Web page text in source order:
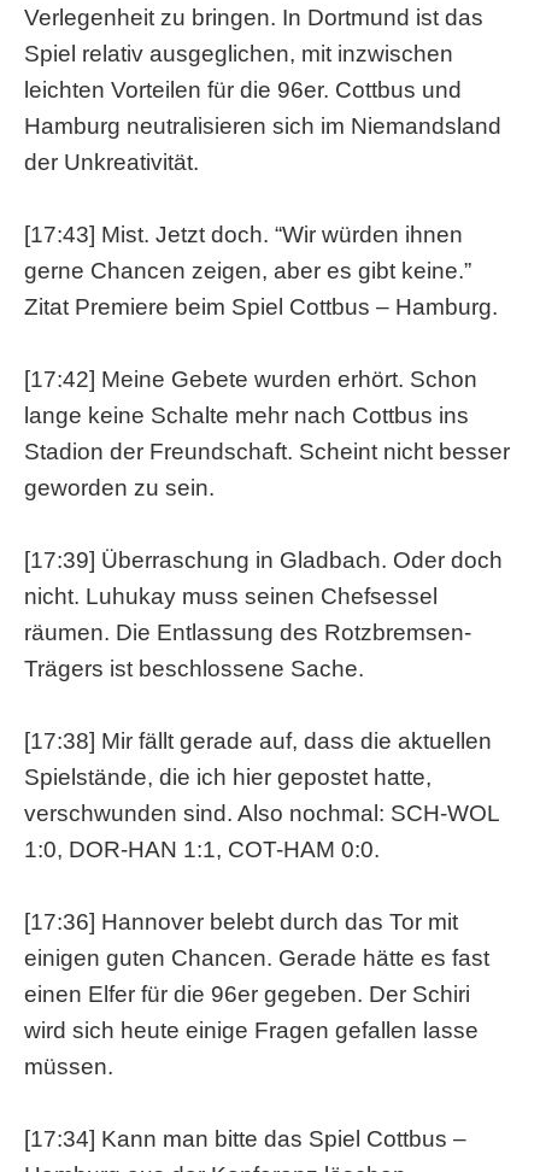
Verlegenheit zu bringen. In Dortmund ist das
Spiel relativ ausgeglichen, mit inzwischen
leichten Vorteilen für die 96er. Cottbus und
Hamburg neutralisieren sich im Niemandsland
der Unkreativität.
[17:43] Mist. Jetzt doch. “Wir würden ihnen
gerne Chancen zeigen, aber es gibt keine.”
Zitat Premiere beim Spiel Cottbus – Hamburg.
[17:42] Meine Gebete wurden erhört. Schon
lange keine Schalte mehr nach Cottbus ins
Stadion der Freundschaft. Scheint nicht besser
geworden zu sein.
[17:39] Überraschung in Gladbach. Oder doch
nicht. Luhukay muss seinen Chefsessel
räumen. Die Entlassung des Rotzbremsen-
Trägers ist beschlossene Sache.
[17:38] Mir fällt gerade auf, dass die aktuellen
Spielstände, die ich hier gepostet hatte,
verschwunden sind. Also nochmal: SCH-WOL
1:0, DOR-HAN 1:1, COT-HAM 0:0.
[17:36] Hannover belebt durch das Tor mit
einigen guten Chancen. Gerade hätte es fast
einen Elfer für die 96er gegeben. Der Schiri
wird sich heute einige Fragen gefallen lasse
müssen.
[17:34] Kann man bitte das Spiel Cottbus –